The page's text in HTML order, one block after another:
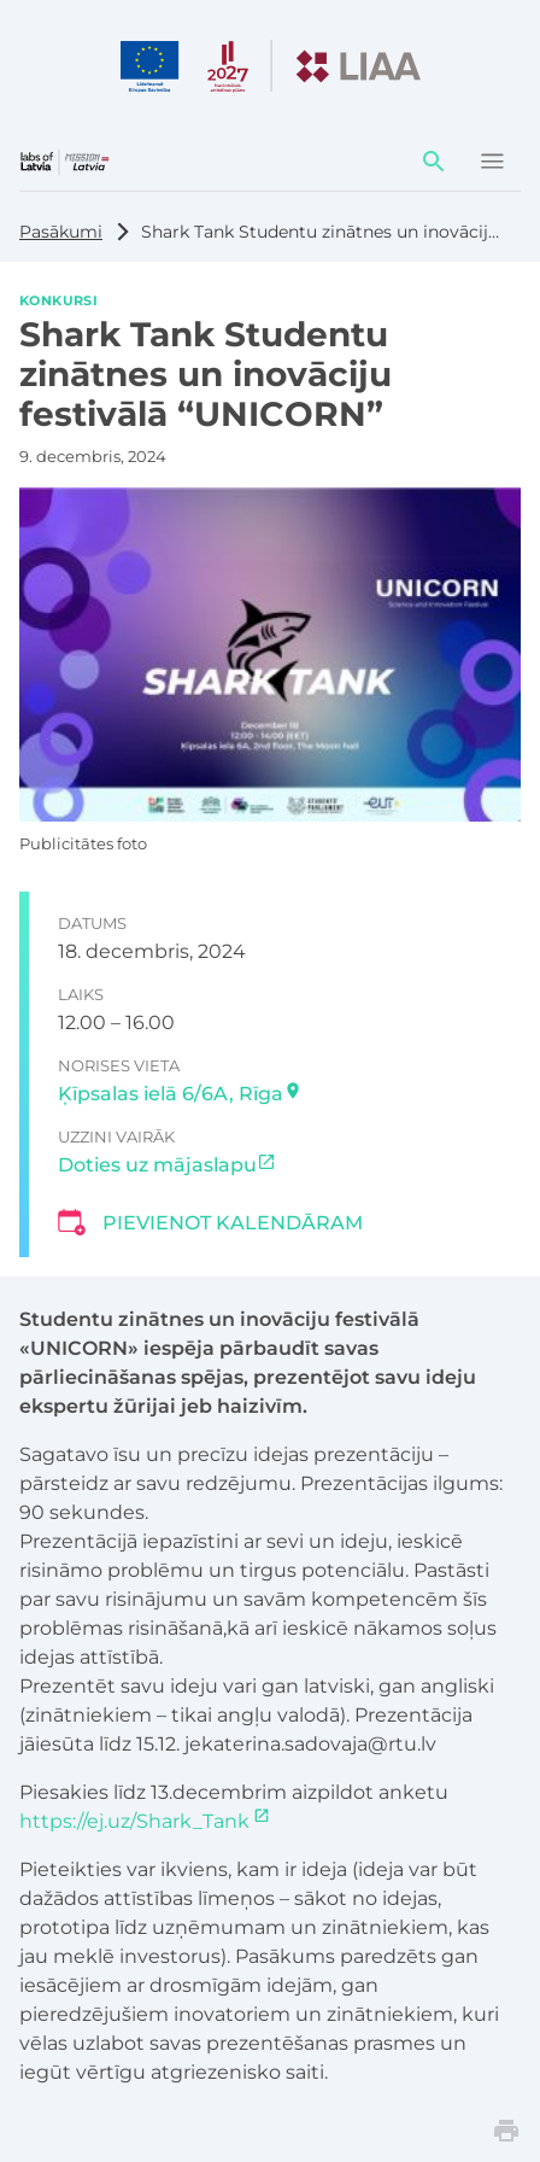
Darbības
elementi
Pasākumi Shark Tank Studentu zinātnes un inovāciju festivālā “UNICORN”
KONKURSI
Shark Tank Studentu
zinātnes un inovāciju
festivālā “UNICORN”
9. decembris, 2024
Studentu zinātnes un inovāciju festivālā
«UNICORN» iespēja pārbaudīt savas
pārliecināšanas spējas, prezentējot savu ideju
ekspertu žūrijai jeb haizivīm.
Sagatavo īsu un precīzu idejas prezentāciju –
pārsteidz ar savu redzējumu. Prezentācijas ilgums:
90 sekundes.
Prezentācijā iepazīstini ar sevi un ideju, ieskicē
risināmo problēmu un tirgus potenciālu. Pastāsti
par savu risinājumu un savām kompetencēm šīs
problēmas risināšanā,kā arī ieskicē nākamos soļus
idejas attīstībā.
Prezentēt savu ideju vari gan latviski, gan angliski
(zinātniekiem – tikai angļu valodā). Prezentācija
jāiesūta līdz 15.12. jekaterina.sadovaja@rtu.lv
Piesakies līdz 13.decembrim aizpildot anketu
https://ej.uz/Shark_Tank
Pieteikties var ikviens, kam ir ideja (ideja var būt
dažādos attīstības līmeņos – sākot no idejas,
prototipa līdz uzņēmumam un zinātniekiem, kas
jau meklē investorus). Pasākums paredzēts gan
iesācējiem ar drosmīgām idejām, gan
pieredzējušiem inovatoriem un zinātniekiem, kuri
vēlas uzlabot savas prezentēšanas prasmes un
iegūt vērtīgu atgriezenisko saiti.
DATUMS
18. decembris, 2024
LAIKS
12.00 – 16.00
NORISES VIETA
Ķīpsalas ielā 6/6A, Rīga
UZZINI VAIRĀK
Doties uz mājaslapu
PIEVIENOT KALENDĀRAM
Publicitātes foto